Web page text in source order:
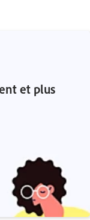
et plus